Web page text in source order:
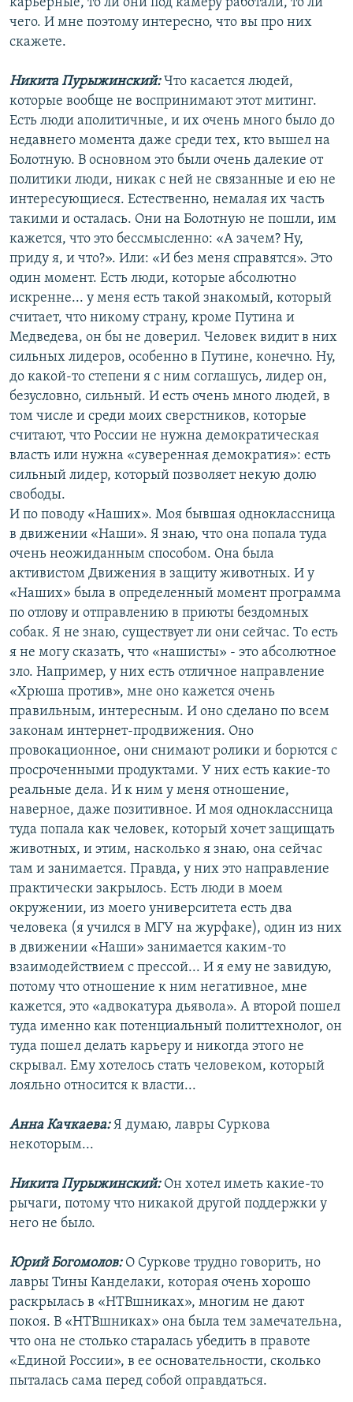
карьерные, то ли они под камеру работали, то ли
чего. И мне поэтому интересно, что вы про них
скажете.
Никита Пурыжинский:Что касается людей,
которые вообще не воспринимают этот митинг.
Есть люди аполитичные, и их очень много было до
недавнего момента даже среди тех, кто вышел на
Болотную. В основном это были очень далекие от
политики люди, никак с ней не связанные и ею не
интересующиеся. Естественно, немалая их часть
такими и осталась. Они на Болотную не пошли, им
кажется, что это бессмысленно: «А зачем? Ну,
приду я, и что?». Или: «И без меня справятся». Это
один момент. Есть люди, которые абсолютно
искренне... у меня есть такой знакомый, который
считает, что никому страну, кроме Путина и
Медведева, он бы не доверил. Человек видит в них
сильных лидеров, особенно в Путине, конечно. Ну,
до какой-то степени я с ним соглашусь, лидер он,
безусловно, сильный. И есть очень много людей, в
том числе и среди моих сверстников, которые
считают, что России не нужна демократическая
власть или нужна «суверенная демократия»: есть
сильный лидер, который позволяет некую долю
свободы.
И по поводу «Наших». Моя бывшая одноклассница
в движении «Наши». Я знаю, что она попала туда
очень неожиданным способом. Она была
активистом Движения в защиту животных. И у
«Наших» была в определенный момент программа
по отлову и отправлению в приюты бездомных
собак. Я не знаю, существует ли они сейчас. То есть
я не могу сказать, что «нашисты» - это абсолютное
зло. Например, у них есть отличное направление
«Хрюша против», мне оно кажется очень
правильным, интересным. И оно сделано по всем
законам интернет-продвижения. Оно
провокационное, они снимают ролики и борются с
просроченными продуктами. У них есть какие-то
реальные дела. И к ним у меня отношение,
наверное, даже позитивное. И моя одноклассница
туда попала как человек, который хочет защищать
животных, и этим, насколько я знаю, она сейчас
там и занимается. Правда, у них это направление
практически закрылось. Есть люди в моем
окружении, из моего университета есть два
человека (я учился в МГУ на журфаке), один из них
в движении «Наши» занимается каким-то
взаимодействием с прессой... И я ему не завидую,
потому что отношение к ним негативное, мне
кажется, это «адвокатура дьявола». А второй пошел
туда именно как потенциальный политтехнолог, он
туда пошел делать карьеру и никогда этого не
скрывал. Ему хотелось стать человеком, который
лояльно относится к власти...
Анна Качкаева:Я думаю, лавры Суркова
некоторым...
Никита Пурыжинский:Он хотел иметь какие-то
рычаги, потому что никакой другой поддержки у
него не было.
Юрий Богомолов:О Суркове трудно говорить, но
лавры Тины Канделаки, которая очень хорошо
раскрылась в «НТВшниках», многим не дают
покоя. В «НТВшниках» она была тем замечательна,
что она не столько старалась убедить в правоте
«Единой России», в ее основательности, сколько
пыталась сама перед собой оправдаться.